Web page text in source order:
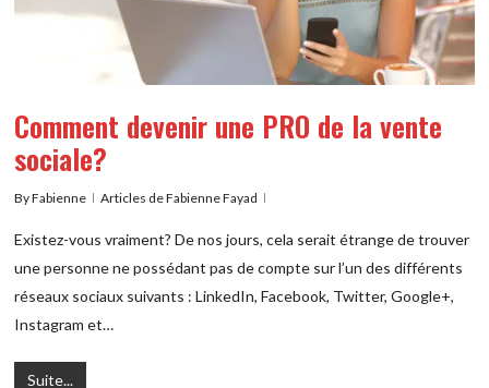
Comment devenir une PRO de la vente
sociale?
ByFabienne Articles de Fabienne Fayad
Existez-vous vraiment? De nos jours, cela serait étrange de trouver
une personne ne possédant pas de compte sur l’un des différents
réseaux sociaux suivants : LinkedIn, Facebook, Twitter, Google+,
Instagram et…
Suite...